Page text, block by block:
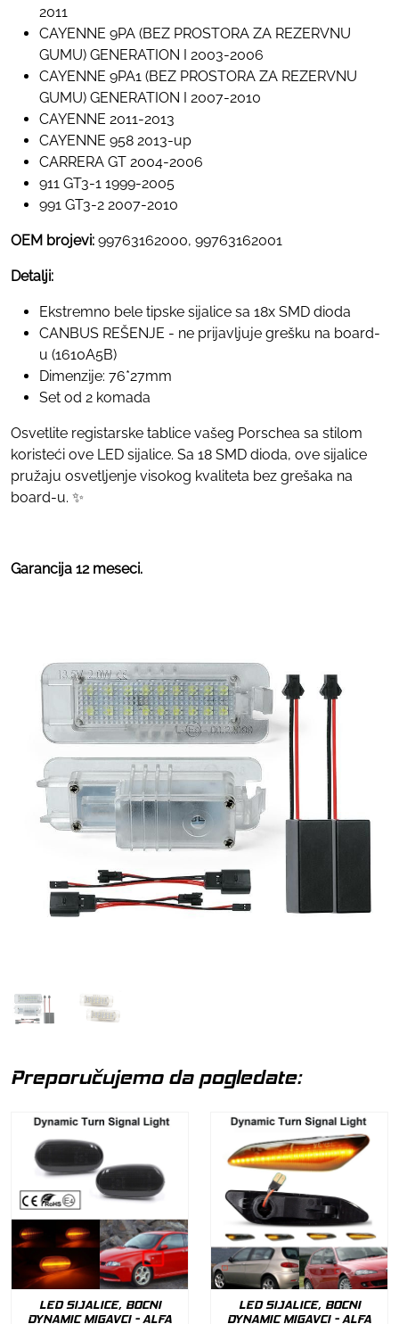
2011
CAYENNE 9PA (BEZ PROSTORA ZA REZERVNU
GUMU) GENERATION I 2003-2006
CAYENNE 9PA1 (BEZ PROSTORA ZA REZERVNU
GUMU) GENERATION I 2007-2010
CAYENNE 2011-2013
CAYENNE 958 2013-up
CARRERA GT 2004-2006
911 GT3-1 1999-2005
991 GT3-2 2007-2010
OEM brojevi: 99763162000, 99763162001
Detalji:
Ekstremno bele tipske sijalice sa 18x SMD dioda
CANBUS REŠENJE - ne prijavljuje grešku na board-
u (1610A5B)
Dimenzije: 76*27mm
Set od 2 komada
Osvetlite registarske tablice vašeg Porschea sa stilom
koristeći ove LED sijalice. Sa 18 SMD dioda, ove sijalice
pružaju osvetljenje visokog kvaliteta bez grešaka na
board-u. ✨
Garancija 12 meseci.
Preporučujemo da pogledate:
LED SIJALICE, BOCNI
DYNAMIC MIGAVCI - ALFA
LED SIJALICE, BOCNI
DYNAMIC MIGAVCI - ALFA